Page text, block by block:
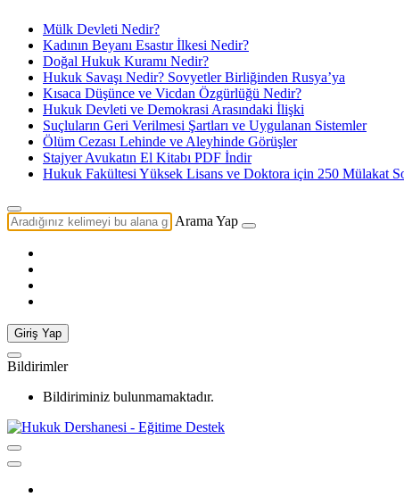
Mülk Devleti Nedir?
Kadının Beyanı Esastır İlkesi Nedir?
Doğal Hukuk Kuramı Nedir?
Hukuk Savaşı Nedir? Sovyetler Birliğinden Rusya’ya
Kısaca Düşünce ve Vicdan Özgürlüğü Nedir?
Hukuk Devleti ve Demokrasi Arasındaki İlişki
Suçluların Geri Verilmesi Şartları ve Uygulanan Sistemler
Ölüm Cezası Lehinde ve Aleyhinde Görüşler
Stajyer Avukatın El Kitabı PDF İndir
Hukuk Fakültesi Yüksek Lisans ve Doktora için 250 Mülakat
Arama Yap
Giriş Yap
Bildirimler
Bildiriminiz bulunmamaktadır.